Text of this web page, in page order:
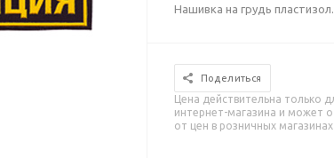
Нашивка на грудь
Поделиться
Цена действительна только
интернет-магазина и может
от цен в розничных магазинах